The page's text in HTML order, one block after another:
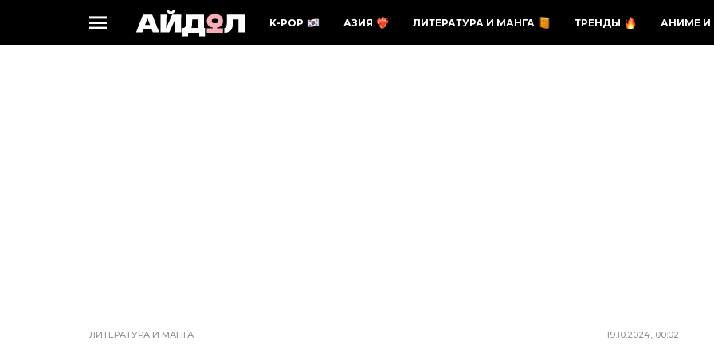
K-POP АЗИЯ ЛИТЕРАТУРА И МАНГА ТРЕНДЫ АНИМЕ И
ЛИТЕРАТУРА И МАНГА 19.10.2024, 00:02